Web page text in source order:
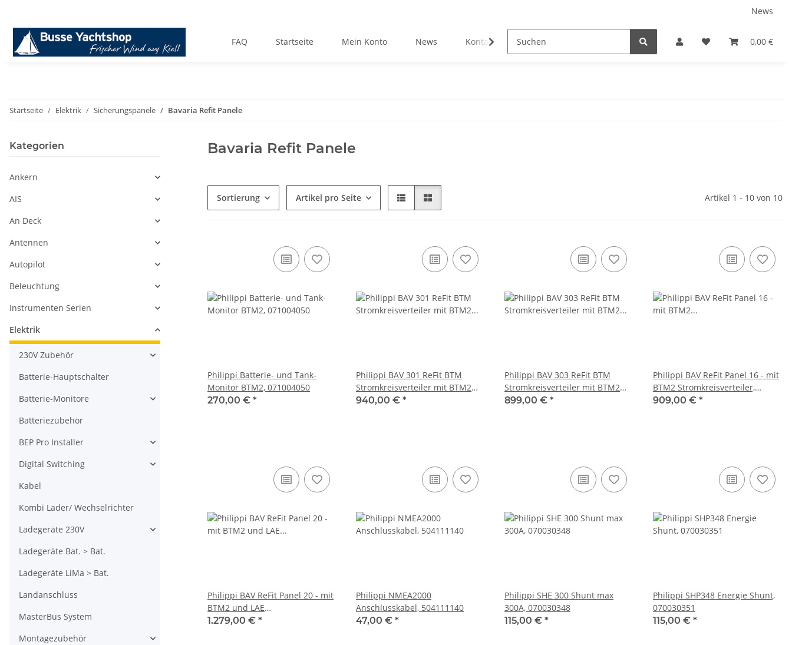
News
0,00 €
FAQ Startseite Mein Konto News Kontakt Karriere
Startseite Elektrik Sicherungspanele Bavaria Refit Panele
Bavaria Refit Panele
Sortierung Artikel pro Seite Artikel 1 - 10 von 10
Philippi Batterie- und Tank-
Monitor BTM2, 071004050
270,00 € *
Philippi BAV 301 ReFit BTM
Stromkreisverteiler mit BTM2
Batteriemonitor, 030183011
940,00 € *
Philippi BAV 303 ReFit BTM
Stromkreisverteiler mit BTM2
Batteriemonitor, 030183015
899,00 € *
Philippi BAV ReFit Panel 16 - mit
BTM2 Stromkreisverteiler,
030230016
909,00 € *
Philippi BAV ReFit Panel 20 - mit
BTM2 und LAE
Stromkreisverteiler, 030230020
1.279,00 € *
Philippi NMEA2000
Anschlusskabel, 504111140
47,00 € *
Philippi SHE 300 Shunt max
300A, 070030348
115,00 € *
Philippi SHP348 Energie Shunt,
070030351
115,00 € *
Kategorien
Ankern
AIS
An Deck
Antennen
Autopilot
Beleuchtung
Instrumenten Serien
Elektrik
230V Zubehör
Batterie-Hauptschalter
Batterie-Monitore
Batteriezubehör
BEP Pro Installer
Digital Switching
Kabel
Kombi Lader/ Wechselrichter
Ladegeräte 230V
Ladegeräte Bat. > Bat.
Ladegeräte LiMa > Bat.
Landanschluss
MasterBus System
Montagezubehör